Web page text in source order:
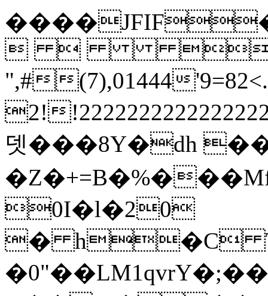
  
",#(7),01444
2!
뎃
0I�l�20
� h�C